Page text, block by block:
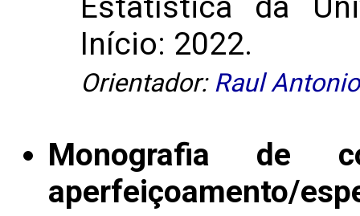
Início: 2022.
Orientador: Raul
Monografia de
aperfeiçoamento/